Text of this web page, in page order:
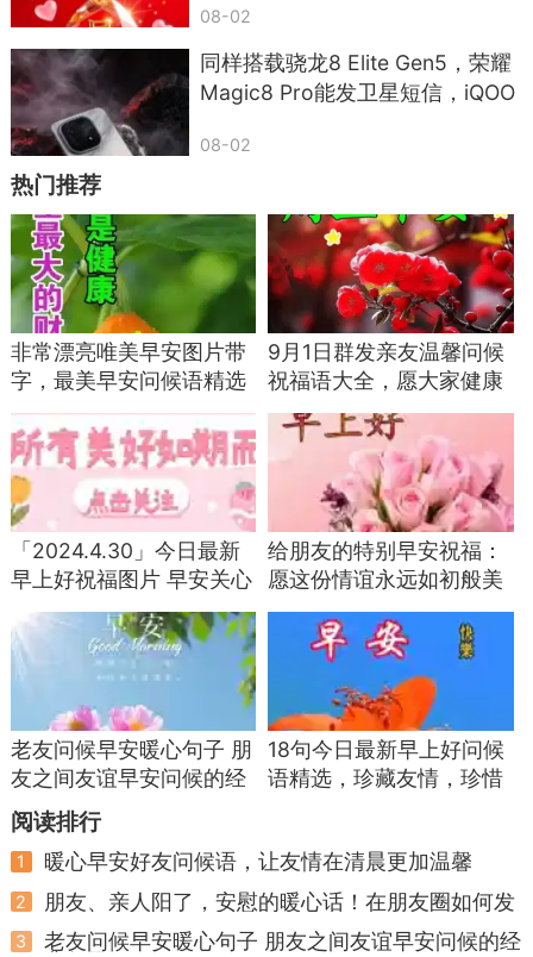
7，早晨到了热气腾腾，情谊伴你开心露脸。微
笑如阳光般灿烂，快乐填满你每个脸蛋。感受晨曦
的一丝温柔，愿你轻松迎接新的一天，加油！
08-02
同样搭载骁龙8 Elite Gen5，荣耀
Magic8 Pro能发卫星短信，iQOO
08-02
热门推荐
非常漂亮唯美早安图片带
字，最美早安问候语精选
关心亲友祝福语
9月1日群发亲友温馨问候
祝福语大全，愿大家健康
快乐，周五愉快！
「2024.4.30」今日最新
早上好祝福图片 早安关心
朋友的问候语
给朋友的特别早安祝福：
愿这份情谊永远如初般美
好
老友问候早安暖心句子 朋
友之间友谊早安问候的经
典句子
18句今日最新早上好问候
语精选，珍藏友情，珍惜
阅读排行
1 暖心早安好友问候语，让友情在清晨更加温馨
2
朋友、亲人阳了，安慰的暖心话！在朋友圈如何发
3
老友问候早安暖心句子 朋友之间友谊早安问候的经